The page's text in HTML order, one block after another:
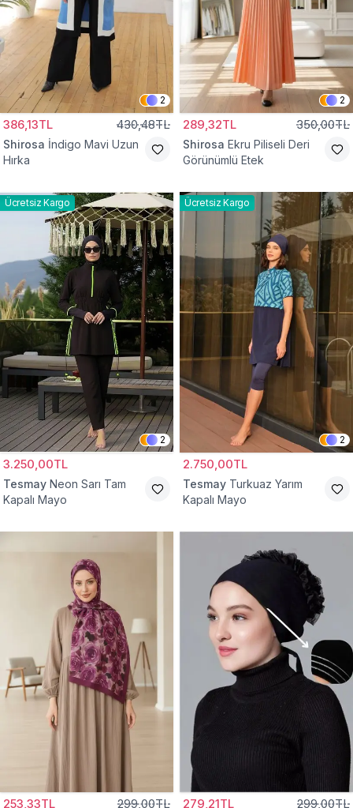
2
386,13TL 430,48TL
Shirosa İndigo Mavi Uzun
Hırka
2
289,32TL 350,00TL
Shirosa Ekru Piliseli Deri
Görünümlü Etek
Ücretsiz Kargo
2
3.250,00TL
Tesmay Neon Sarı Tam
Kapalı Mayo
Ücretsiz Kargo
2
2.750,00TL
Tesmay Turkuaz Yarım
Kapalı Mayo
253,33TL 299,00TL 279,21TL 299,00TL